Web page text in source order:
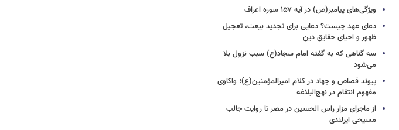
ویژگی‌های پیامبر(ص) در آیه ۱۵۷ سوره اعراف
دعای عهد چیست؟ دعایی برای تجدید بیعت، تعجیل
ظهور و احیای حقایق دین
سه گناهی که به گفته امام سجاد(ع) سبب نزول بلا
می‌شود
پیوند قصاص و جهاد در کلام امیرالمؤمنین(ع)؛ واکاوی
مفهوم انتقام در نهج‌البلاغه
از ماجرای مزار راس الحسین در مصر تا روایت جالب
مسیحی ایرلندی